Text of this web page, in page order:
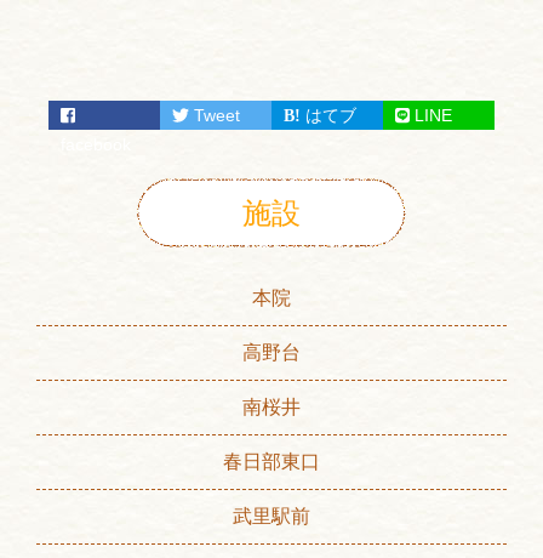
Tweet はてブ LINE
施設
本院
高野台
南桜井
春日部東口
武里駅前